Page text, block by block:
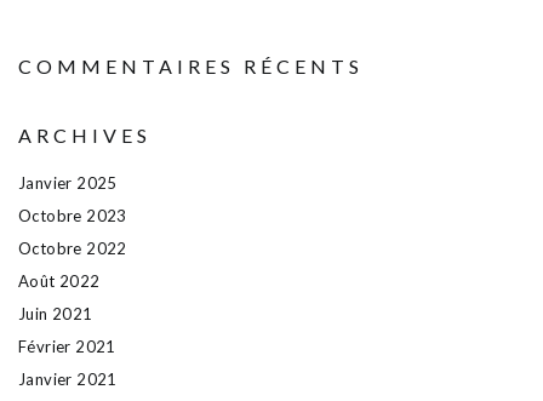
COMMENTAIRES RÉCENTS
ARCHIVES
Janvier 2025
Octobre 2023
Octobre 2022
Août 2022
Juin 2021
Février 2021
Janvier 2021